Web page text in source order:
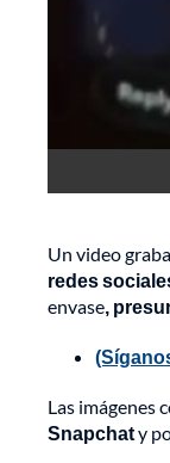
Un video
redes
envase,
Las imágenes
Snapchaty